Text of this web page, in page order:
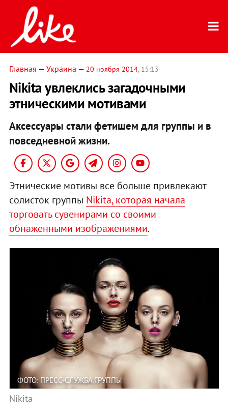
Главная — Украина — 20 ноября 2014, 15:13
Nikita увлеклись загадочными
этническими мотивами
Аксессуары стали фетишем для группы и в
повседневной жизни.
Этнические мотивы все больше привлекают
солисток группы Nikita, которая начала
торговать сувенирами со своими
обнаженными изображениями.
ФОТО: ПРЕСС-СЛУЖБА ГРУППЫ
Nikita